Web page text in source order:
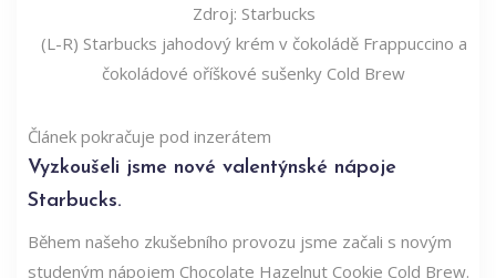
Zdroj: Starbucks
(L-R) Starbucks jahodový krém v čokoládě Frappuccino a
čokoládové oříškové sušenky Cold Brew
Článek pokračuje pod inzerátem
Vyzkoušeli jsme nové valentýnské nápoje
Starbucks.
Během našeho zkušebního provozu jsme začali s novým
studeným nápojem Chocolate Hazelnut Cookie Cold Brew.